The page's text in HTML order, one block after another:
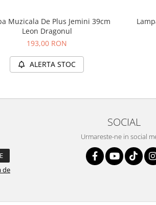
Muzicala De Plus Jemini 39cm
Leon Dragonul
193,00 RON
ALERTA STOC
de
SOCIAL
Urmareste-ne in social